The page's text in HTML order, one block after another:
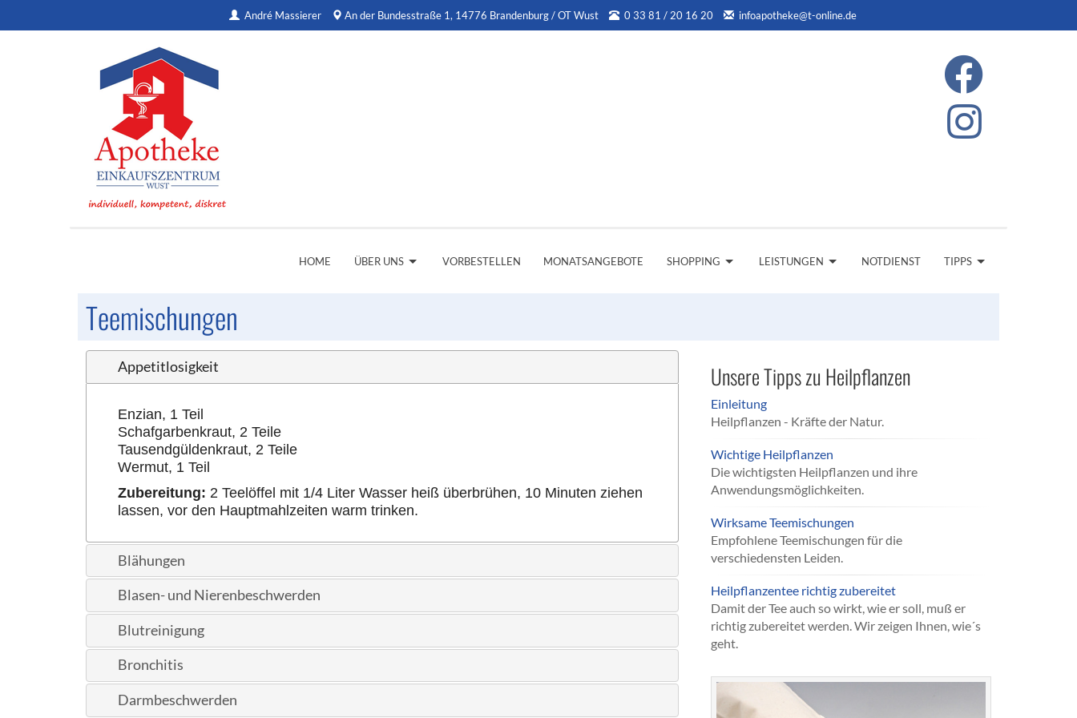
André Massierer An der Bundesstraße 1, 14776 Brandenburg / OT Wust 0 33 81 / 20 16 20 infoapotheke@t-online.de
HOME ÜBER UNS VORBESTELLEN MONATSANGEBOTE SHOPPING LEISTUNGEN NOTDIENST TIPPS
Teemischungen
Appetitlosigkeit
Enzian, 1 Teil
Schafgarbenkraut, 2 Teile
Tausendgüldenkraut, 2 Teile
Wermut, 1 Teil
Zubereitung: 2 Teelöffel mit 1/4 Liter Wasser heiß überbrühen, 10 Minuten ziehen
lassen, vor den Hauptmahlzeiten warm trinken.
Blähungen
Blasen- und Nierenbeschwerden
Blutreinigung
Bronchitis
Darmbeschwerden
Unsere Tipps zu Heilpflanzen
Einleitung
Heilpflanzen - Kräfte der Natur.
Wichtige Heilpflanzen
Die wichtigsten Heilpflanzen und ihre
Anwendungsmöglichkeiten.
Wirksame Teemischungen
Empfohlene Teemischungen für die
verschiedensten Leiden.
Heilpflanzentee richtig zubereitet
Damit der Tee auch so wirkt, wie er soll, muß er
richtig zubereitet werden. Wir zeigen Ihnen, wie´s
geht.